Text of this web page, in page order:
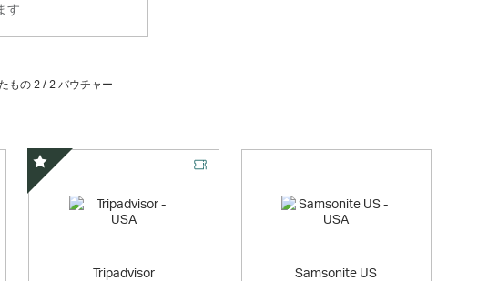
す
もの 2 / 2 バウチャー
Tripadvisor
スペシャルオファー
Samsonite US